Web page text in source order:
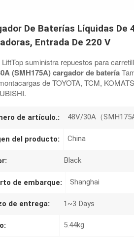
De Baterías Líquidas De
Entrada De 220 V
LiftTop suministra repuestos para
(SMH175A)cargador de batería
de TOYOTA, TCM,
de artículo.: 48V/30A（
del producto: China
Black
de embarque: Shanghai
de entrega: 1~3 Days
5.44kg